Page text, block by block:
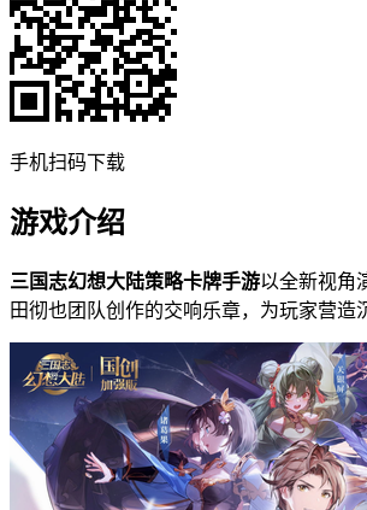
手机扫码下载
游戏介绍
三国志幻想大陆策略卡牌手游以全新视角
田彻也团队创作的交响乐章，为玩家营造